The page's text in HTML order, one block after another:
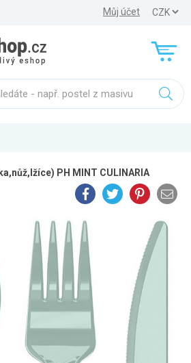
Můj účet
PH MINT CULINARIA